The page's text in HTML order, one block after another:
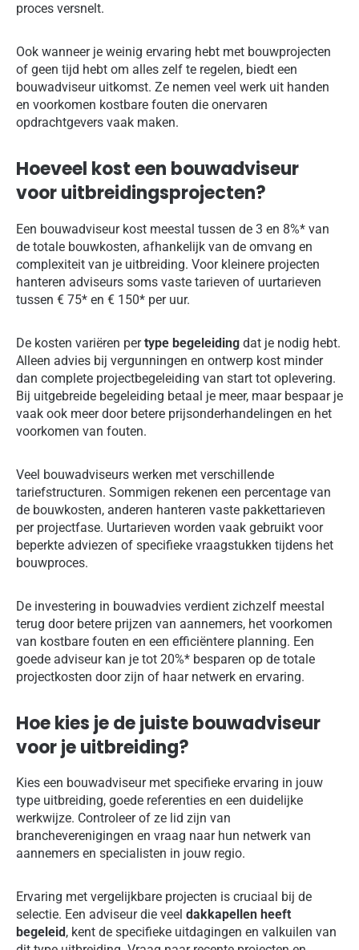
proces versnelt.
Ook wanneer je weinig ervaring hebt met bouwprojecten
of geen tijd hebt om alles zelf te regelen, biedt een
bouwadviseur uitkomst. Ze nemen veel werk uit handen
en voorkomen kostbare fouten die onervaren
opdrachtgevers vaak maken.
Hoeveel kost een bouwadviseur
voor uitbreidingsprojecten?
Een bouwadviseur kost meestal tussen de 3 en 8%* van
de totale bouwkosten, afhankelijk van de omvang en
complexiteit van je uitbreiding. Voor kleinere projecten
hanteren adviseurs soms vaste tarieven of uurtarieven
tussen € 75* en € 150* per uur.
De kosten variëren pertype begeleiding dat je nodig hebt.
Alleen advies bij vergunningen en ontwerp kost minder
dan complete projectbegeleiding van start tot oplevering.
Bij uitgebreide begeleiding betaal je meer, maar bespaar je
vaak ook meer door betere prijsonderhandelingen en het
voorkomen van fouten.
Veel bouwadviseurs werken met verschillende
tariefstructuren. Sommigen rekenen een percentage van
de bouwkosten, anderen hanteren vaste pakkettarieven
per projectfase. Uurtarieven worden vaak gebruikt voor
beperkte adviezen of specifieke vraagstukken tijdens het
bouwproces.
De investering in bouwadvies verdient zichzelf meestal
terug door betere prijzen van aannemers, het voorkomen
van kostbare fouten en een efficiëntere planning. Een
goede adviseur kan je tot 20%* besparen op de totale
projectkosten door zijn of haar netwerk en ervaring.
Hoe kies je de juiste bouwadviseur
voor je uitbreiding?
Kies een bouwadviseur met specifieke ervaring in jouw
type uitbreiding, goede referenties en een duidelijke
werkwijze. Controleer of ze lid zijn van
brancheverenigingen en vraag naar hun netwerk van
aannemers en specialisten in jouw regio.
Ervaring met vergelijkbare projecten is cruciaal bij de
selectie. Een adviseur die veel dakkapellen heeft
begeleid, kent de specifieke uitdagingen en valkuilen van